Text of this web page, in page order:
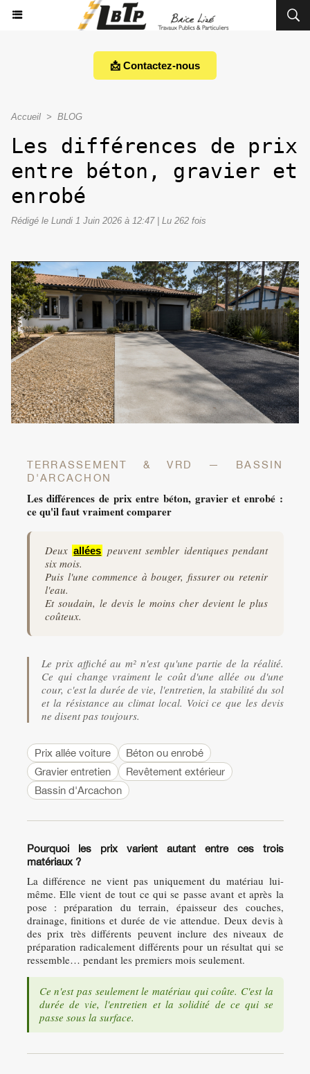
📩 Contactez-nous
Accueil > BLOG
Les différences de prix
entre béton, gravier et
enrobé
Rédigé le Lundi 1 Juin 2026 à 12:47 | Lu 262 fois
TERRASSEMENT & VRD — BASSIN
D'ARCACHON
Les différences de prix entre béton, gravier et enrobé :
ce qu'il faut vraiment comparer
Deux allées peuvent sembler identiques pendant
six mois.
Puis l'une commence à bouger, fissurer ou retenir
l'eau.
Et soudain, le devis le moins cher devient le plus
coûteux.
Le prix affiché au m² n'est qu'une partie de la réalité.
Ce qui change vraiment le coût d'une allée ou d'une
cour, c'est la durée de vie, l'entretien, la stabilité du sol
et la résistance au climat local. Voici ce que les devis
ne disent pas toujours.
Prix allée voiture
Béton ou enrobé
Gravier entretien
Revêtement extérieur
Bassin d'Arcachon
Pourquoi les prix varient autant entre ces trois
matériaux ?
La différence ne vient pas uniquement du matériau lui-
même. Elle vient de tout ce qui se passe avant et après la
pose : préparation du terrain, épaisseur des couches,
drainage, finitions et durée de vie attendue. Deux devis à
des prix très différents peuvent inclure des niveaux de
préparation radicalement différents pour un résultat qui se
ressemble… pendant les premiers mois seulement.
Ce n'est pas seulement le matériau qui coûte. C'est la
durée de vie, l'entretien et la solidité de ce qui se
passe sous la surface.